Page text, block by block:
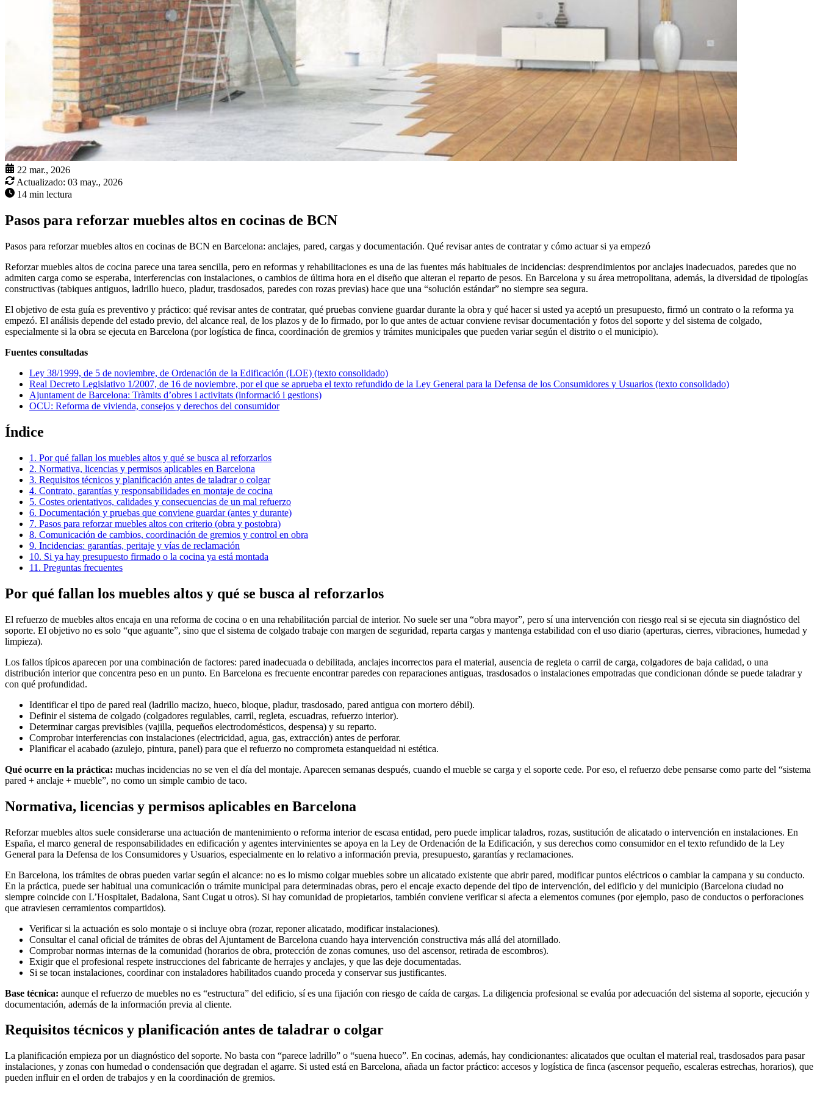
22 mar., 2026
Actualizado: 03 may., 2026
14 min lectura
Pasos para reforzar muebles altos en cocinas de BCN
Pasos para reforzar muebles altos en cocinas de BCN en Barcelona: anclajes, pared, cargas y documentación. Qué revisar antes de contratar y cómo actuar si ya empezó
Reforzar muebles altos de cocina parece una tarea sencilla, pero en reformas y rehabilitaciones es una de las fuentes más habituales de incidencias: desprendimientos por anclajes inadecuados, paredes que no
admiten carga como se esperaba, interferencias con instalaciones, o cambios de última hora en el diseño que alteran el reparto de pesos. En Barcelona y su área metropolitana, además, la diversidad de tipologías
constructivas (tabiques antiguos, ladrillo hueco, pladur, trasdosados, paredes con rozas previas) hace que una “solución estándar” no siempre sea segura.
El objetivo de esta guía es preventivo y práctico: qué revisar antes de contratar, qué pruebas conviene guardar durante la obra y qué hacer si usted ya aceptó un presupuesto, firmó un contrato o la reforma ya
empezó. El análisis depende del estado previo, del alcance real, de los plazos y de lo firmado, por lo que antes de actuar conviene revisar documentación y fotos del soporte y del sistema de colgado,
especialmente si la obra se ejecuta en Barcelona (por logística de finca, coordinación de gremios y trámites municipales que pueden variar según el distrito o el municipio).
Fuentes consultadas
Ley 38/1999, de 5 de noviembre, de Ordenación de la Edificación (LOE) (texto consolidado)
Real Decreto Legislativo 1/2007, de 16 de noviembre, por el que se aprueba el texto refundido de la Ley General para la Defensa de los Consumidores y Usuarios (texto consolidado)
Ajuntament de Barcelona: Tràmits d’obres i activitats (informació i gestions)
OCU: Reforma de vivienda, consejos y derechos del consumidor
Índice
1. Por qué fallan los muebles altos y qué se busca al reforzarlos
2. Normativa, licencias y permisos aplicables en Barcelona
3. Requisitos técnicos y planificación antes de taladrar o colgar
4. Contrato, garantías y responsabilidades en montaje de cocina
5. Costes orientativos, calidades y consecuencias de un mal refuerzo
6. Documentación y pruebas que conviene guardar (antes y durante)
7. Pasos para reforzar muebles altos con criterio (obra y postobra)
8. Comunicación de cambios, coordinación de gremios y control en obra
9. Incidencias: garantías, peritaje y vías de reclamación
10. Si ya hay presupuesto firmado o la cocina ya está montada
11. Preguntas frecuentes
Por qué fallan los muebles altos y qué se busca al reforzarlos
El refuerzo de muebles altos encaja en una reforma de cocina o en una rehabilitación parcial de interior. No suele ser una “obra mayor”, pero sí una intervención con riesgo real si se ejecuta sin diagnóstico del
soporte. El objetivo no es solo “que aguante”, sino que el sistema de colgado trabaje con margen de seguridad, reparta cargas y mantenga estabilidad con el uso diario (aperturas, cierres, vibraciones, humedad y
limpieza).
Los fallos típicos aparecen por una combinación de factores: pared inadecuada o debilitada, anclajes incorrectos para el material, ausencia de regleta o carril de carga, colgadores de baja calidad, o una
distribución interior que concentra peso en un punto. En Barcelona es frecuente encontrar paredes con reparaciones antiguas, trasdosados o instalaciones empotradas que condicionan dónde se puede taladrar y
con qué profundidad.
Identificar el tipo de pared real (ladrillo macizo, hueco, bloque, pladur, trasdosado, pared antigua con mortero débil).
Definir el sistema de colgado (colgadores regulables, carril, regleta, escuadras, refuerzo interior).
Determinar cargas previsibles (vajilla, pequeños electrodomésticos, despensa) y su reparto.
Comprobar interferencias con instalaciones (electricidad, agua, gas, extracción) antes de perforar.
Planificar el acabado (azulejo, pintura, panel) para que el refuerzo no comprometa estanqueidad ni estética.
Qué ocurre en la práctica: muchas incidencias no se ven el día del montaje. Aparecen semanas después, cuando el mueble se carga y el soporte cede. Por eso, el refuerzo debe pensarse como parte del “sistema
pared + anclaje + mueble”, no como un simple cambio de taco.
Normativa, licencias y permisos aplicables en Barcelona
Reforzar muebles altos suele considerarse una actuación de mantenimiento o reforma interior de escasa entidad, pero puede implicar taladros, rozas, sustitución de alicatado o intervención en instalaciones. En
España, el marco general de responsabilidades en edificación y agentes intervinientes se apoya en la Ley de Ordenación de la Edificación, y sus derechos como consumidor en el texto refundido de la Ley
General para la Defensa de los Consumidores y Usuarios, especialmente en lo relativo a información previa, presupuesto, garantías y reclamaciones.
En Barcelona, los trámites de obras pueden variar según el alcance: no es lo mismo colgar muebles sobre un alicatado existente que abrir pared, modificar puntos eléctricos o cambiar la campana y su conducto.
En la práctica, puede ser habitual una comunicación o trámite municipal para determinadas obras, pero el encaje exacto depende del tipo de intervención, del edificio y del municipio (Barcelona ciudad no
siempre coincide con L’Hospitalet, Badalona, Sant Cugat u otros). Si hay comunidad de propietarios, también conviene verificar si afecta a elementos comunes (por ejemplo, paso de conductos o perforaciones
que atraviesen cerramientos compartidos).
Verificar si la actuación es solo montaje o si incluye obra (rozar, reponer alicatado, modificar instalaciones).
Consultar el canal oficial de trámites de obras del Ajuntament de Barcelona cuando haya intervención constructiva más allá del atornillado.
Comprobar normas internas de la comunidad (horarios de obra, protección de zonas comunes, uso del ascensor, retirada de escombros).
Exigir que el profesional respete instrucciones del fabricante de herrajes y anclajes, y que las deje documentadas.
Si se tocan instalaciones, coordinar con instaladores habilitados cuando proceda y conservar sus justificantes.
Base técnica: aunque el refuerzo de muebles no es “estructura” del edificio, sí es una fijación con riesgo de caída de cargas. La diligencia profesional se evalúa por adecuación del sistema al soporte, ejecución y
documentación, además de la información previa al cliente.
Requisitos técnicos y planificación antes de taladrar o colgar
La planificación empieza por un diagnóstico del soporte. No basta con “parece ladrillo” o “suena hueco”. En cocinas, además, hay condicionantes: alicatados que ocultan el material real, trasdosados para pasar
instalaciones, y zonas con humedad o condensación que degradan el agarre. Si usted está en Barcelona, añada un factor práctico: accesos y logística de finca (ascensor pequeño, escaleras estrechas, horarios), que
pueden influir en el orden de trabajos y en la coordinación de gremios.